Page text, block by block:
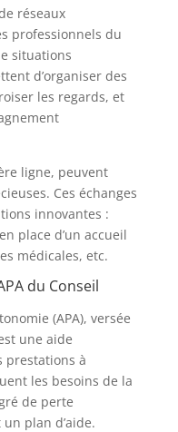
réseaux
professionnels du
situations
d’organiser des
les regards, et
ligne, peuvent
Ces échanges
innovantes :
place d’un accueil
médicales, etc.
du Conseil
(APA), versée
une aide
prestations à
les besoins de la
de perte
plan d’aide.